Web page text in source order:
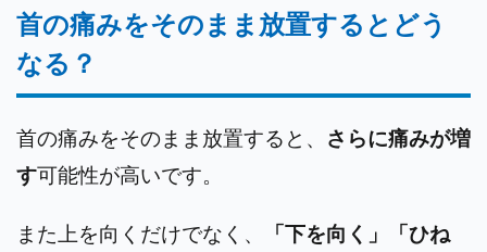
首の痛みをそのまま放置するとどう
なる？
首の痛みをそのまま放置すると、 さらに痛みが増
す可能性が高いです。
また上を向くだけでなく、 「下を向く」「ひね